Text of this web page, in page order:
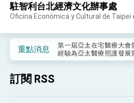
駐智利台北經濟文化辦事處
Oficina Económica y Cultural de Taipei
重點消息
外交部重要言論
事處」，進一步深化台美
第一屆亞太在宅醫療大
經驗為亞太醫療照護發展
訂閱 RSS